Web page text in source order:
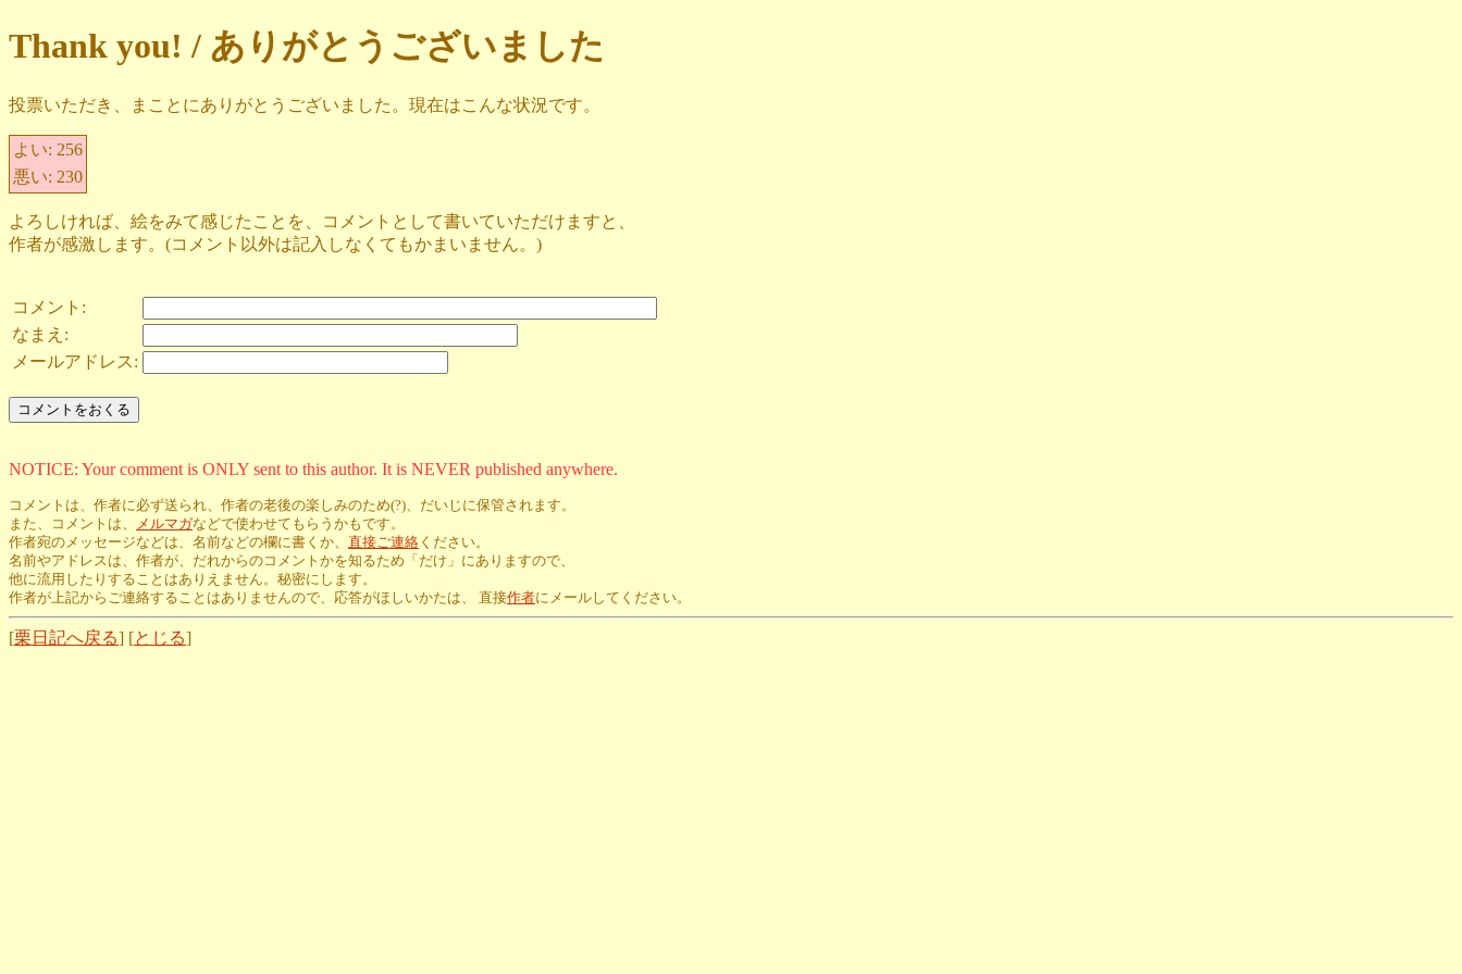
Thank you! / ありがとうございました
投票いただき、まことにありがとうございました。現在はこんな状況です。
よい: 256
悪い: 230
よろしければ、絵をみて感じたことを、コメントとして書いていただけますと、
作者が感激します。(コメント以外は記入しなくてもかまいません。)
コメント:
なまえ:
メールアドレス:
NOTICE: Your comment is ONLY sent to this author. It is NEVER published anywhere.
コメントは、作者に必ず送られ、作者の老後の楽しみのため(?)、だいじに保管されます。
また、コメントは、
メルマガなどで使わせてもらうかもです。
作者宛のメッセージなどは、名前などの欄に書くか、 直接ご連絡 ください。
名前やアドレスは、作者が、だれからのコメントかを知るため「だけ」にありますので、
他に流用したりすることはありえません。秘密にします。
作者が上記からご連絡することはありませんので、応答がほしいかたは、 直接作者にメールしてください。
[栗日記へ戻る] [とじる]